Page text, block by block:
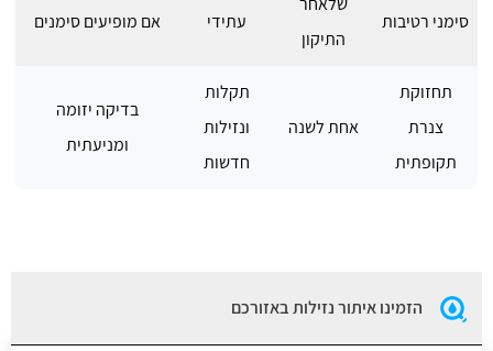
סימני רטיבות
התיקון
עתידי אם מופיעים סימנים
תחזוקת
צנרת
תקופתית
אחת לשנה
תקלות
ונזילות
חדשות
בדיקה יזומה
ומניעתית
הזמינו איתור נזילות באזורכם